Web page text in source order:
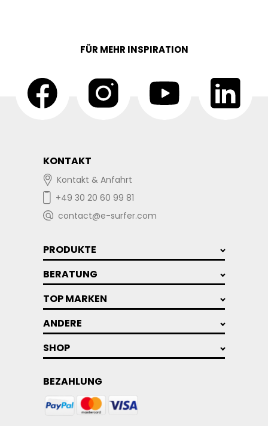
FÜR MEHR INSPIRATION
KONTAKT
Kontakt & Anfahrt
+49 30 20 60 99 81
contact@e-surfer.com
PRODUKTE
BERATUNG
TOP MARKEN
ANDERE
SHOP
BEZAHLUNG